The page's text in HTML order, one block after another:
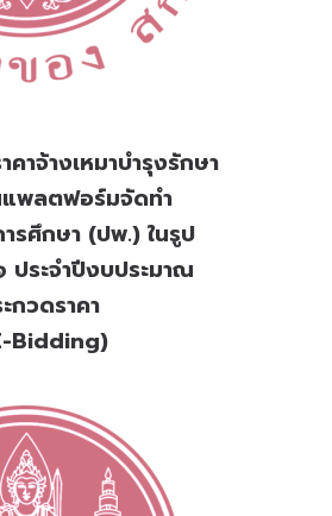
คาจ้างเหมาบำรุงรักษา
พลตฟอร์มจัดทำ
รศึกษา (ปพ.) ในรูป
ระจำปีงบประมาณ
วดราคา
Bidding)